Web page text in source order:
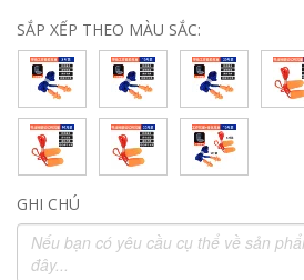
SẮP XẾP THEO MÀU SẮC:
GHI CHÚ